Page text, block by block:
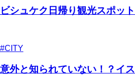
ビシュケク日帰り観光スポッ
#CITY
意外と知られていない！？イ